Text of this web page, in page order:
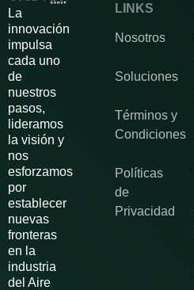
La
innovación
impulsa
cada uno
de
nuestros
pasos,
lideramos
la visión y
nos
esforzamos
por
establecer
nuevas
fronteras
en la
industria
del Aire
LINKS
Nosotros
Soluciones
Términos y
Condiciones
Políticas
de
Privacidad